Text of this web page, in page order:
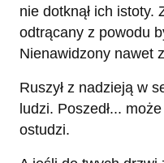
nie dotknął ich istoty.
odtrącany z powodu
Nienawidzony nawet
Ruszył z nadzieją w
ludzi. Poszedł...
ostudzi.